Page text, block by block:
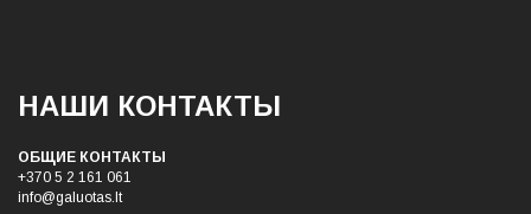
НАШИ КОНТАКТЫ
ОБЩИЕ КОНТАКТЫ
+370 5 2 161 061
info@galuotas.lt